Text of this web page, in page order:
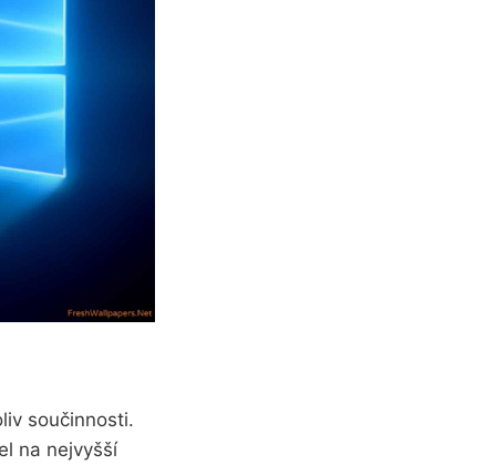
součinnosti.
na nejvyšší